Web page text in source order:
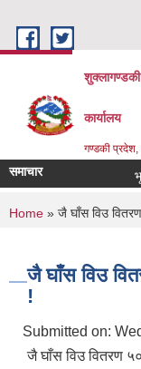
शुक्लागण्डकी
कार्यालय
गण्डकी
समाचार
You are
Home » जै घाँस विउ
जै घाँस विउ
!
Submitted on:
जै घाँस विउ वितरण